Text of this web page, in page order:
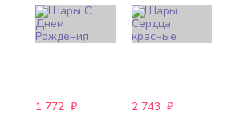
1 772 ₽
2 743 ₽